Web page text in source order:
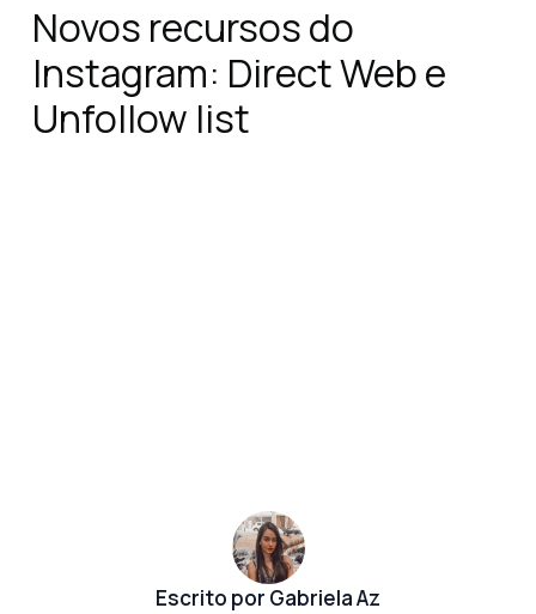
Novos recursos do
Instagram: Direct Web e
Unfollow list
Escrito por Gabriela Az